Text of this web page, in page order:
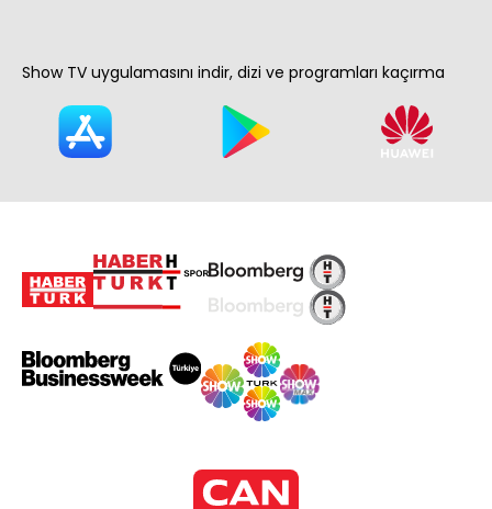
Show TV uygulamasını indir, dizi ve programları kaçırma